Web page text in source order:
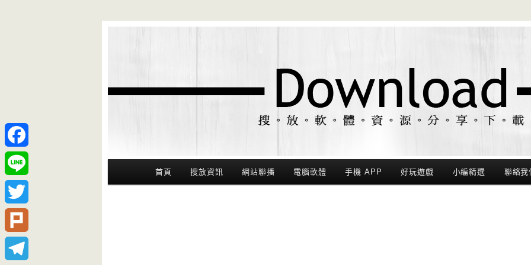
Main Menu
首頁 搜放資訊 網站聯播 電腦軟體 手機 APP 好玩遊戲 小編精選 聯絡我
Facebook
Line
Twitter
Plurk